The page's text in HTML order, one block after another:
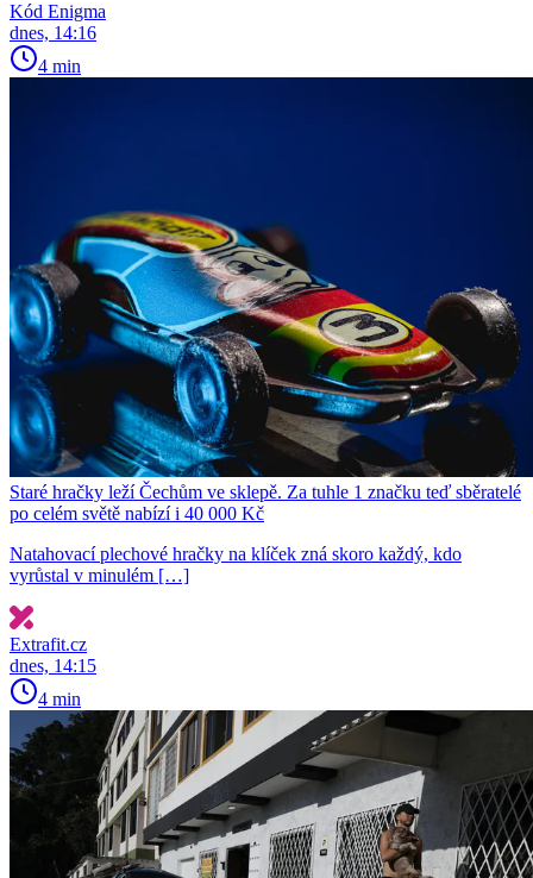
Kód Enigma
dnes, 14:16
4 min
Staré hračky leží Čechům ve sklepě. Za tuhle 1 značku teď sběratelé
po celém světě nabízí i 40 000 Kč
Natahovací plechové hračky na klíček zná skoro každý, kdo
vyrůstal v minulém […]
Extrafit.cz
dnes, 14:15
4 min